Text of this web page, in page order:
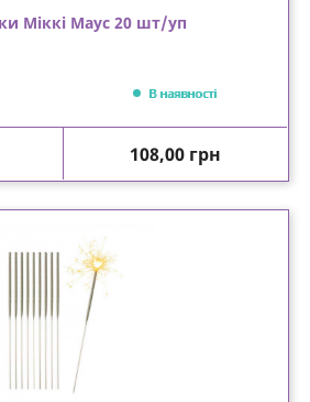
Міккі Маус 20 шт/уп
В наявності
Ціна
108,00 грн